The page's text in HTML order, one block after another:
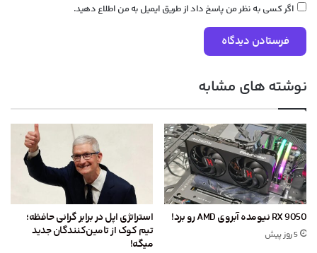
اگر کسی به نظر من پاسخ داد از طریق ایمیل به من اطلاع دهید.
نوشته های مشابه
RX 9050 نیومده آبروی AMD رو برد!
5 روز پیش
استراتژی اپل در برابر گرانی حافظه؛
تیم کوک از تامین‌کنندگان جدید
میگه!